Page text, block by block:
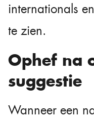
internationals
te zien.
Ophef na
suggestie
Wanneer een